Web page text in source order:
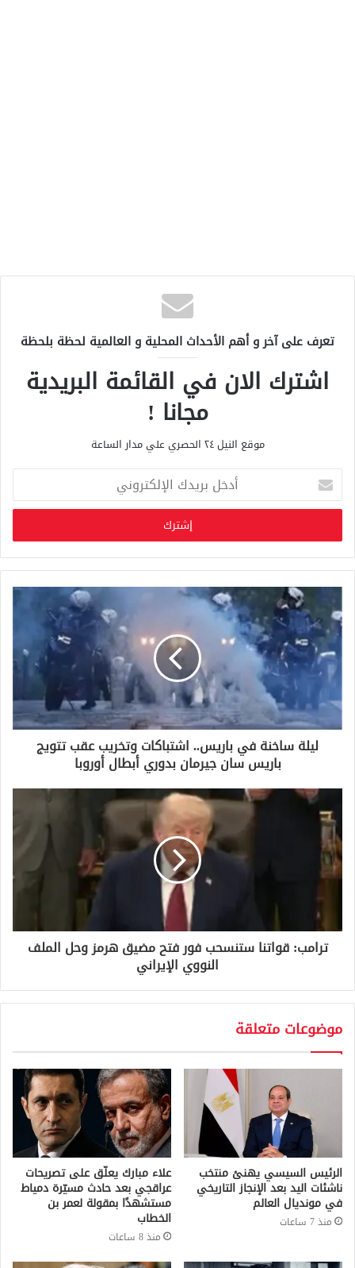
تعرف على آخر و أهم الأحداث المحلية و العالمية لحظة بلحظة
اشترك الان في القائمة البريدية
مجانا !
موقع النيل ٢٤ الحصري علي مدار الساعة
خ
ب
ر
ي
د
ك
ا
ت
ر
ليلة ساخنة في باريس.. اشتباكات وتخريب عقب تتويج
باريس سان جيرمان بدوري أبطال أوروبا
ترامب: قواتنا ستنسحب فور فتح مضيق هرمز وحل الملف
النووي الإيراني
موضوعات متعلقة
الرئيس السيسي يهنئ منتخب
ناشئات اليد بعد الإنجاز التاريخي
في مونديال العالم
منذ 7 ساعات
علاء مبارك يعلّق على تصريحات
عراقجي بعد حادث مسيّرة دمياط
مستشهدًا بمقولة لعمر بن
الخطاب
منذ 8 ساعات